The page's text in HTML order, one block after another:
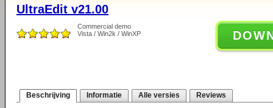
UltraEdit v21.00
Commercial demo
Vista / Win2k / WinXP
Beschrijving Informatie Alle versies Reviews